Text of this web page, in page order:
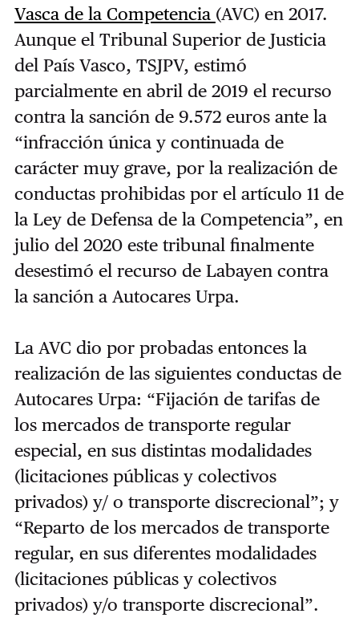
Vasca de la Competencia (AVC) en 2017.
Aunque el Tribunal Superior de Justicia
del País Vasco, TSJPV, estimó
parcialmente en abril de 2019 el recurso
contra la sanción de 9.572 euros ante la
“infracción única y continuada de
carácter muy grave, por la realización de
conductas prohibidas por el artículo 11 de
la Ley de Defensa de la Competencia”, en
julio del 2020 este tribunal finalmente
desestimó el recurso de Labayen contra
la sanción a Autocares Urpa.
La AVC dio por probadas entonces la
realización de las siguientes conductas de
Autocares Urpa: “Fijación de tarifas de
los mercados de transporte regular
especial, en sus distintas modalidades
(licitaciones públicas y colectivos
privados) y/ o transporte discrecional”; y
“Reparto de los mercados de transporte
regular, en sus diferentes modalidades
(licitaciones públicas y colectivos
privados) y/o transporte discrecional”.